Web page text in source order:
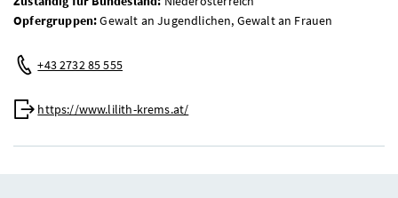
Opfergruppen:Gewalt an Jugendlichen, Gewalt an Frauen
Telefon:
+43 2732 85 555
Web:
https://www.lilith-krems.at/